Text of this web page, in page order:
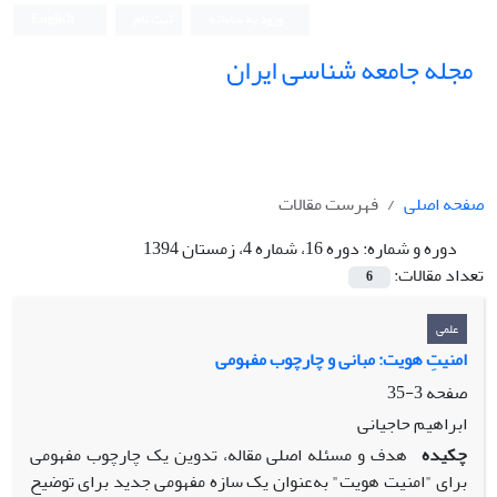
مجله جامعه شناسی ایران
صفحه اصلی
فهرست مقالات
دوره و شماره:دوره 16، شماره 4، زمستان 1394
تعداد مقالات:
6
علمی
امنیتِ هویت: مبانی و چارچوب مفهومی
صفحه3-35
ابراهیم حاجیانی
چکیده هدف و مسئله اصلی مقاله، تدوین یک چارچوب مفهومی
برای "امنیت هویت" به‌عنوان یک سازه مفهومی جدید برای توضیح